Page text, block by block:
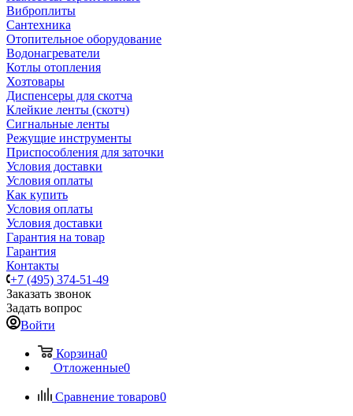
Виброплиты
Сантехника
Отопительное оборудование
Водонагреватели
Котлы отопления
Хозтовары
Диспенсеры для скотча
Клейкие ленты (скотч)
Сигнальные ленты
Режущие инструменты
Приспособления для заточки
Условия доставки
Условия оплаты
Как купить
Условия оплаты
Условия доставки
Гарантия на товар
Гарантия
Контакты
+7 (495) 374-51-49
Заказать звонок
Задать вопрос
Войти
Корзина0
Отложенные0
Сравнение товаров0